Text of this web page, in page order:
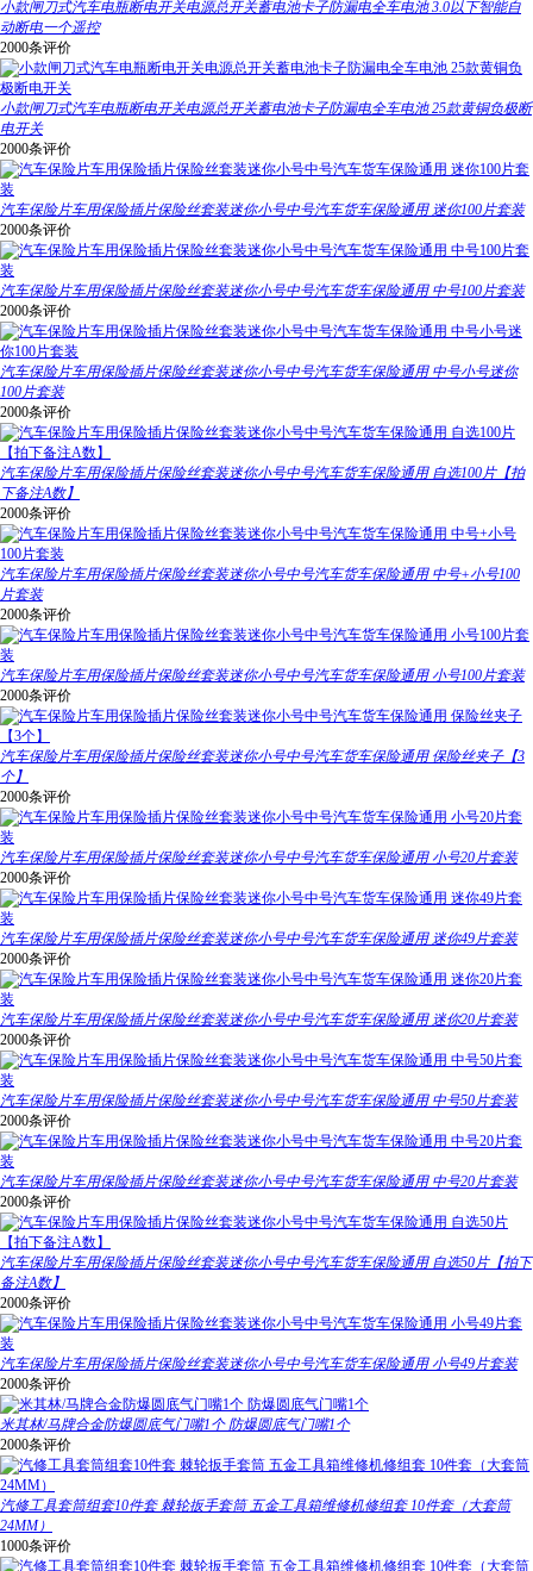
小款闸刀式汽车电瓶断电开关电源总开关蓄电池卡子防漏电全车电池 3.0以下智能自
动断电一个遥控
2000条评价
小款闸刀式汽车电瓶断电开关电源总开关蓄电池卡子防漏电全车电池 25款黄铜负极断
电开关
2000条评价
汽车保险片车用保险插片保险丝套装迷你小号中号汽车货车保险通用 迷你100片套装
2000条评价
汽车保险片车用保险插片保险丝套装迷你小号中号汽车货车保险通用 中号100片套装
2000条评价
汽车保险片车用保险插片保险丝套装迷你小号中号汽车货车保险通用 中号小号迷你
100片套装
2000条评价
汽车保险片车用保险插片保险丝套装迷你小号中号汽车货车保险通用 自选100片【拍
下备注A数】
2000条评价
汽车保险片车用保险插片保险丝套装迷你小号中号汽车货车保险通用 中号+小号100
片套装
2000条评价
汽车保险片车用保险插片保险丝套装迷你小号中号汽车货车保险通用 小号100片套装
2000条评价
汽车保险片车用保险插片保险丝套装迷你小号中号汽车货车保险通用 保险丝夹子【3
个】
2000条评价
汽车保险片车用保险插片保险丝套装迷你小号中号汽车货车保险通用 小号20片套装
2000条评价
汽车保险片车用保险插片保险丝套装迷你小号中号汽车货车保险通用 迷你49片套装
2000条评价
汽车保险片车用保险插片保险丝套装迷你小号中号汽车货车保险通用 迷你20片套装
2000条评价
汽车保险片车用保险插片保险丝套装迷你小号中号汽车货车保险通用 中号50片套装
2000条评价
汽车保险片车用保险插片保险丝套装迷你小号中号汽车货车保险通用 中号20片套装
2000条评价
汽车保险片车用保险插片保险丝套装迷你小号中号汽车货车保险通用 自选50片【拍下
备注A数】
2000条评价
汽车保险片车用保险插片保险丝套装迷你小号中号汽车货车保险通用 小号49片套装
2000条评价
米其林/马牌合金防爆圆底气门嘴1个 防爆圆底气门嘴1个
2000条评价
汽修工具套筒组套10件套 棘轮扳手套筒 五金工具箱维修机修组套 10件套（大套筒
24MM）
1000条评价